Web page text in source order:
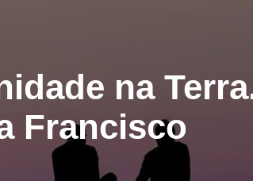
na
Francisco